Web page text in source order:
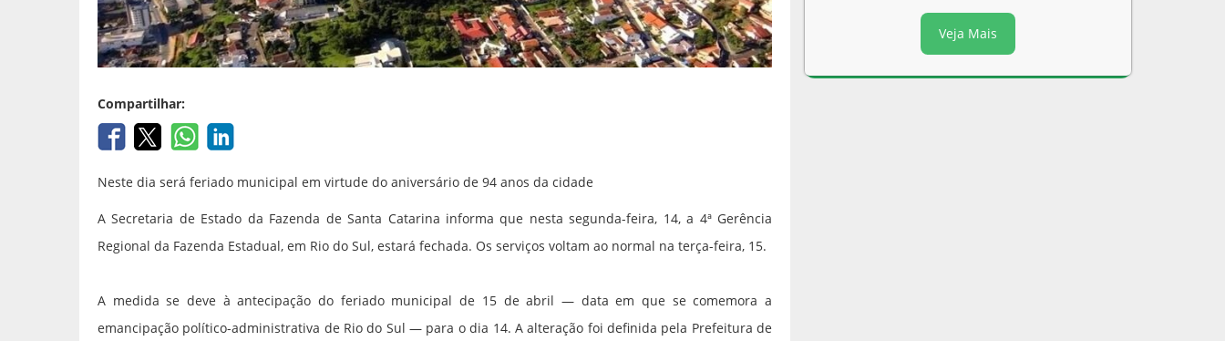
Compartilhar:
Neste dia será feriado municipal em virtude do aniversário de 94 anos da cidade
A Secretaria de Estado da Fazenda de Santa Catarina informa que nesta segunda-feira, 14, a 4ª Gerência
Regional da Fazenda Estadual, em Rio do Sul, estará fechada. Os serviços voltam ao normal na terça-feira, 15.
A medida se deve à antecipação do feriado municipal de 15 de abril — data em que se comemora a
emancipação político-administrativa de Rio do Sul — para o dia 14. A alteração foi definida pela Prefeitura de
Veja Mais